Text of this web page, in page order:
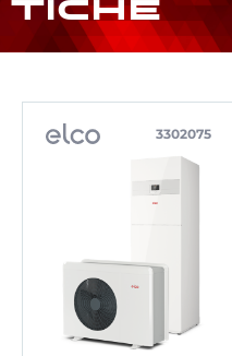
TICHÉ
3302075